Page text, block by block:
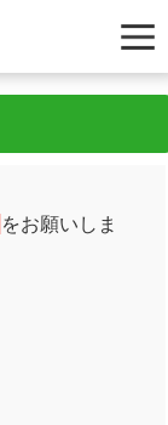
をお願いしま